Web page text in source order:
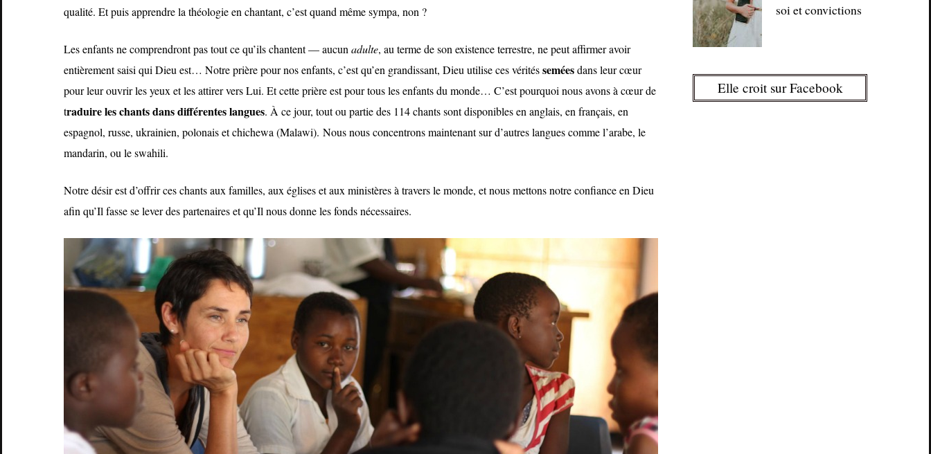
qualité. Et puis apprendre la théologie en chantant, c’est quand même sympa, non ?
Les enfants ne comprendront pas tout ce qu’ils chantent — aucun adulte, au terme de son existence terrestre, ne peut affirmer avoir
entièrement saisi qui Dieu est… Notre prière pour nos enfants, c’est qu’en grandissant, Dieu utilise ces véritésseméesdans leur cœur
pour leur ouvrir les yeux et les attirer vers Lui. Et cette prière est pour tous les enfants du monde… C’est pourquoi nous avons à cœur de
traduire les chants dans différentes langues. À ce jour, tout ou partie des 114 chants sont disponibles en anglais, en français, en
espagnol, russe, ukrainien, polonais et chichewa (Malawi). Nous nous concentrons maintenant sur d’autres langues comme l’arabe, le
mandarin, ou le swahili.
Notre désir est d’offrir ces chants aux familles, aux églises et aux ministères à travers le monde, et nous mettons notre confiance en Dieu
afin qu’Il fasse se lever des partenaires et qu’Il nous donne les fonds nécessaires.
soi et convictions
Elle croit sur Facebook